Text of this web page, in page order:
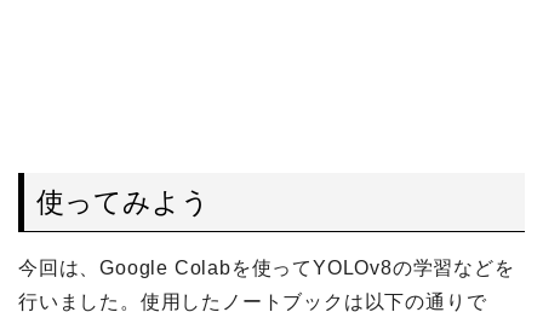
使ってみよう
今回は、Google Colabを使ってYOLOv8の学習などを
行いました。使用したノートブックは以下の通りで